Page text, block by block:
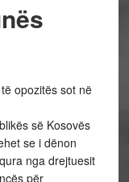
opozitës sot në
së Kosovës
se i dënon
nga drejtuesit
për